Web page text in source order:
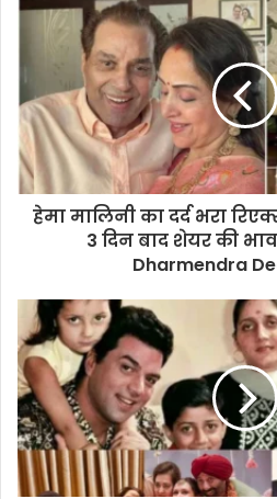
हेमा मालिनी का दर्द भरा
3 दिन बाद शेयर की
Dharmendra